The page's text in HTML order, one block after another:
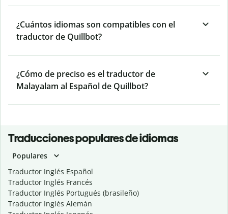
¿Cuántos idiomas son compatibles con el
traductor de Quillbot?
¿Cómo de preciso es el traductor de
Malayalam al Español de Quillbot?
Traducciones populares de idiomas
Populares
Traductor Inglés Español
Traductor Inglés Francés
Traductor Inglés Portugués (brasileño)
Traductor Inglés Alemán